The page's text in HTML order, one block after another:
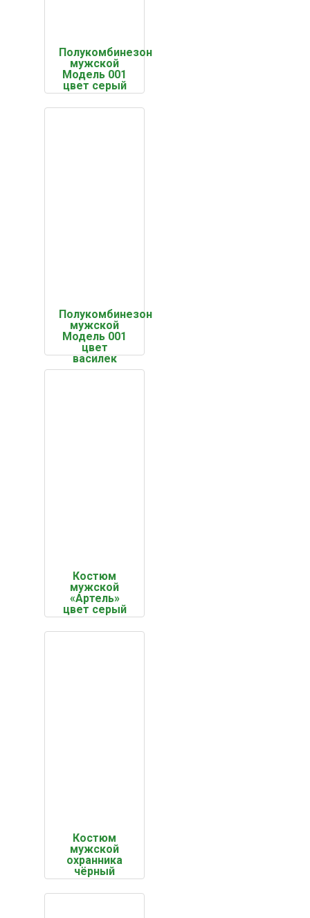
Полукомбинезон
мужской
Модель 001
цвет серый
Полукомбинезон
мужской
Модель 001
цвет
василек
Костюм
мужской
«Артель»
цвет серый
Костюм
мужской
охранника
чёрный